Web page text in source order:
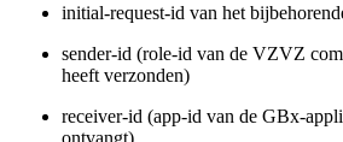
initial-request-id van het
sender-id (role-id van de VZVZ
heeft verzonden)
receiver-id (app-id van de GBx-
ontvangt)